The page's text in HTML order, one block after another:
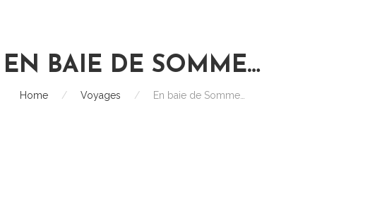
EN BAIE DE SOMME…
Home / Voyages / En baie de Somme…